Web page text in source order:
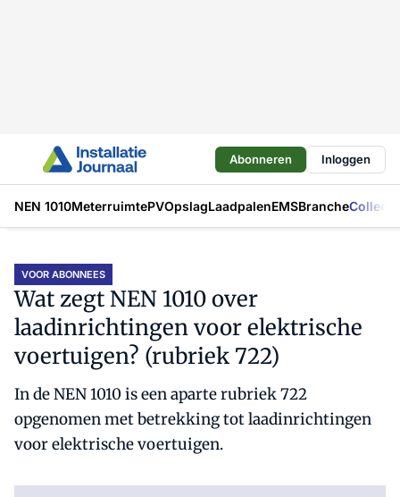
Abonneren Inloggen
NEN 1010MeterruimtePVOpslagLaadpalenEMSBranche
VOOR ABONNEES
Wat zegt NEN 1010 over
laadinrichtingen voor elektrische
voertuigen? (rubriek 722)
In de NEN 1010 is een aparte rubriek 722
opgenomen met betrekking tot laadinrichtingen
voor elektrische voertuigen.